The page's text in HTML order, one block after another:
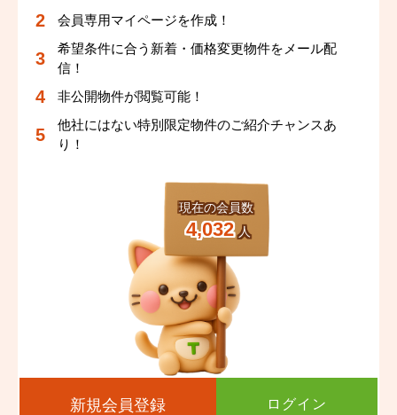
現在の会員数
4,032 人
会員専用マイページを作成！
希望条件に合う新着・価格変更物件をメール配
信！
非公開物件が閲覧可能！
他社にはない特別限定物件のご紹介チャンスあ
り！
新規会員登録 ログイン